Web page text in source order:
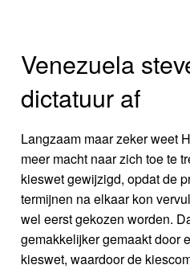
Venezuela
dictatuur af
Langzaam maar zeker weet
meer macht naar zich toe te
kieswet gewijzigd, opdat de
termijnen na elkaar kon
wel eerst gekozen worden.
gemakkelijker gemaakt door
kieswet, waardoor de